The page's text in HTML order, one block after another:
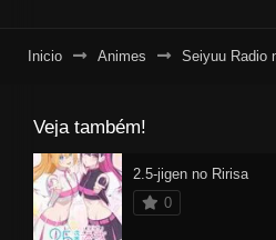
Inicio Animes Seiyuu Radio
Veja também!
2.5-jigen no Ririsa
0